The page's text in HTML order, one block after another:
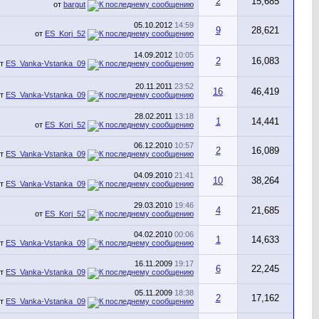
от bargut
05.10.2012 14:59
от ES_Korj_52 9 28,621
14.09.2012 10:05
ES_Vanka-Vstanka_09 2 16,083
20.11.2011 23:52
ES_Vanka-Vstanka_09 16 46,419
28.02.2011 13:18
от ES_Korj_52 1 14,441
06.12.2010 10:57
ES_Vanka-Vstanka_09 2 16,089
04.09.2010 21:41
ES_Vanka-Vstanka_09 10 38,264
29.03.2010 19:46
от ES_Korj_52 4 21,685
04.02.2010 00:06
ES_Vanka-Vstanka_09 1 14,633
16.11.2009 19:17
ES_Vanka-Vstanka_09 6 22,245
05.11.2009 18:38
ES_Vanka-Vstanka_09 2 17,162